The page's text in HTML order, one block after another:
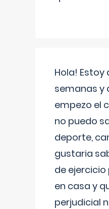
Hola! Estoy
semanas y
empezo el
no puedo
deporte,
gustaria
de
en casa y
perjudicial